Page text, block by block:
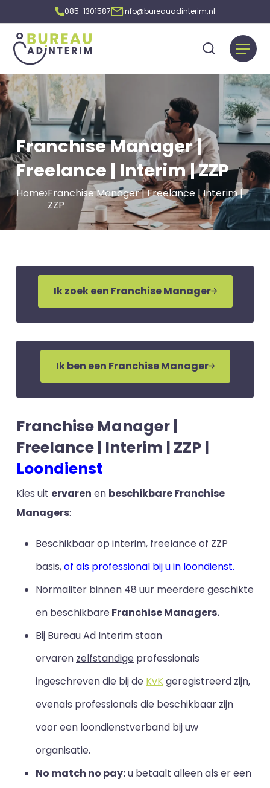
085-1301587 info@bureauadinterim.nl
Franchise Manager |
Freelance | Interim | ZZP
Home Franchise Manager | Freelance | Interim |
ZZP
Ik zoek een Franchise Manager
Ik ben een Franchise Manager
Franchise Manager |
Freelance | Interim | ZZP |
Loondienst
Kies uit ervaren en beschikbare Franchise
Managers:
Beschikbaar op interim, freelance of ZZP
basis,of als professional bij u in loondienst.
Normaliter binnen 48 uur meerdere geschikte
en beschikbareFranchise Managers.
Bij Bureau Ad Interim staan
ervaren zelfstandige professionals
ingeschreven die bij de KvKgeregistreerd zijn,
evenals professionals die beschikbaar zijn
voor een loondienstverband bij uw
organisatie.
No match no pay:u betaalt alleen als er een